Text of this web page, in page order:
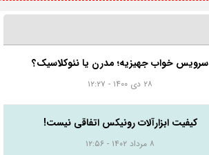
سرویس خواب جهیزیه؛ مدرن یا نئوکلاسیک؟
۲۸ دی ۱۴۰۰ - ۱۲:۲۷
کیفیت ابزارآلات رونیکس اتفاقی نیست!